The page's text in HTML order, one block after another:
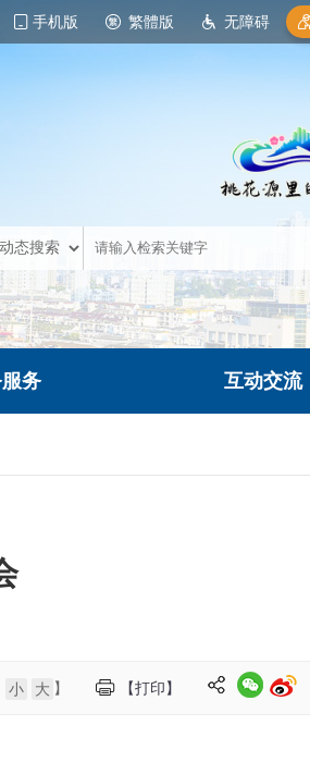
手机版 繁體版 无障碍
务 互动交流
【打印】
小 大 】